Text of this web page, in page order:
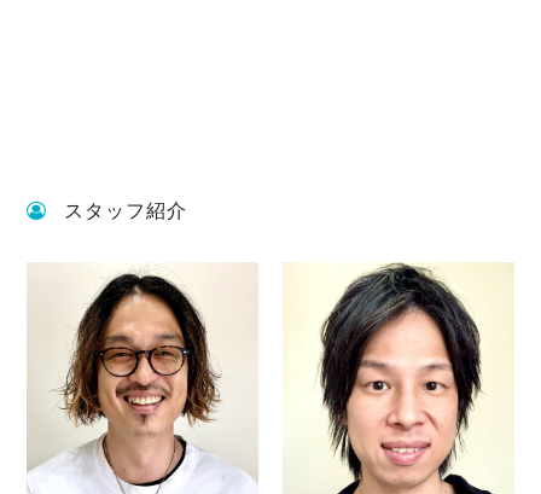
スタッフ紹介